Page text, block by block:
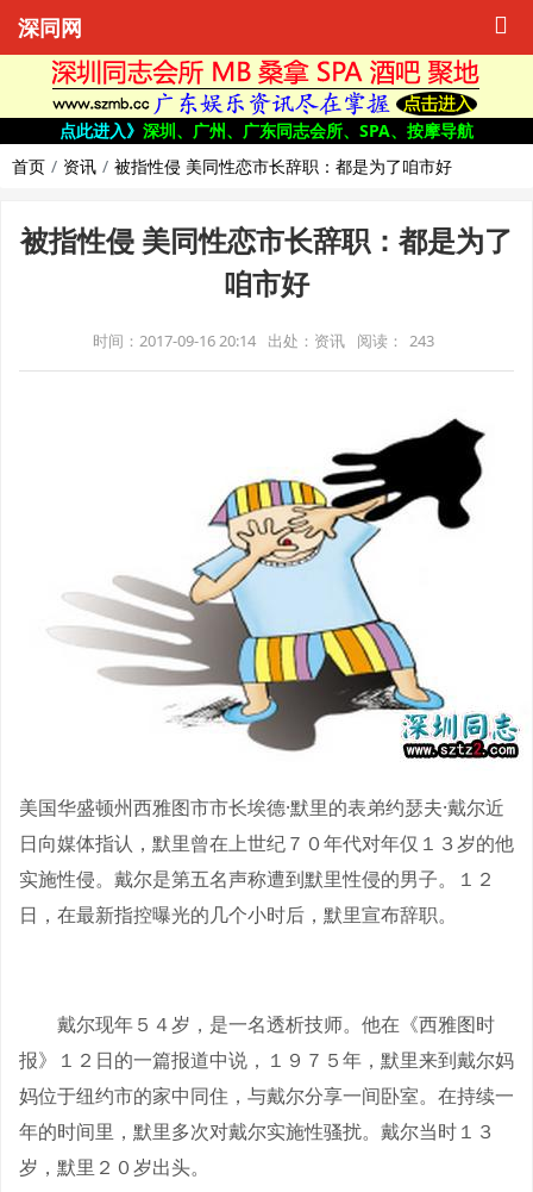
深同网
点此进入》 深圳、广州、广东同志会所、SPA、按摩导航
首页
资讯 被指性侵 美同性恋市长辞职：都是为了咱市好
被指性侵 美同性恋市长辞职：都是为了
咱市好
时间：2017-09-16 20:14 出处：资讯 阅读： 243
美国华盛顿州西雅图市市长埃德·默里的表弟约瑟夫·戴尔近
日向媒体指认，默里曾在上世纪７０年代对年仅１３岁的他
实施性侵。戴尔是第五名声称遭到默里性侵的男子。１２
日，在最新指控曝光的几个小时后，默里宣布辞职。
戴尔现年５４岁，是一名透析技师。他在《西雅图时
报》１２日的一篇报道中说，１９７５年，默里来到戴尔妈
妈位于纽约市的家中同住，与戴尔分享一间卧室。在持续一
年的时间里，默里多次对戴尔实施性骚扰。戴尔当时１３
岁，默里２０岁出头。